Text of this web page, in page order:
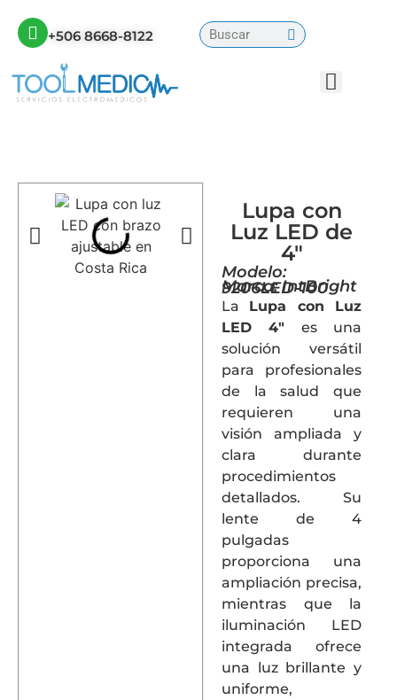
+506 8668-8122
Lupa con
Luz LED de
4"
Modelo:
9206LED-100
Marca: IntBright
La Lupa con Luz
LED 4″ es una
solución versátil
para profesionales
de la salud que
requieren una
visión ampliada y
clara durante
procedimientos
detallados.
Su
lente de 4
pulgadas
proporciona una
ampliación precisa,
mientras que la
iluminación LED
integrada ofrece
una luz brillante y
uniforme,